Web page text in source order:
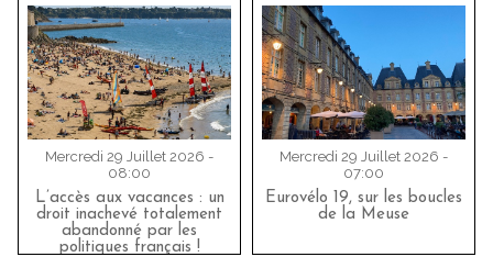
Mercredi 29 Juillet 2026 -
08:00
L’accès aux vacances : un
droit inachevé totalement
abandonné par les
politiques français !
Mercredi 29 Juillet 2026 -
07:00
Eurovélo 19, sur les boucles
de la Meuse